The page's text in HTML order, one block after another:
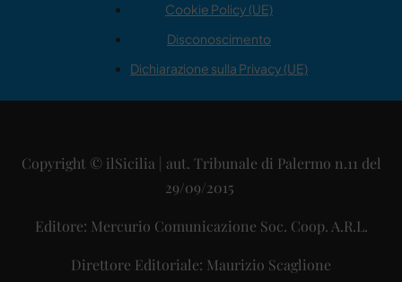
Cookie Policy (UE)
Disconoscimento
Dichiarazione sulla Privacy (UE)
Copyright © ilSicilia | aut. Tribunale di Palermo n.11 del
29/09/2015
Editore: Mercurio Comunicazione Soc. Coop. A.R.L.
Direttore Editoriale: Maurizio Scaglione